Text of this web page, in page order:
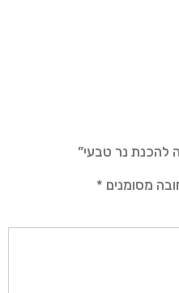
מסומנים *